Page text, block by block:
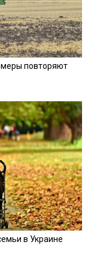
повторяют
в Украине